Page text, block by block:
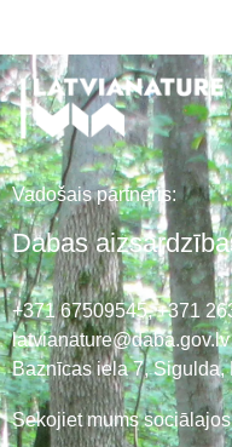
Vadošais partneris:
Dabas
+371 67509545,+371
latvianature@daba.gov.lv
Baznīcas iela 7, Sigulda,
Sekojiet mums